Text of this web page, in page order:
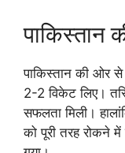
पाकिस्तान
पाकिस्तान की ओर से
2-2 विकेट लिए।
सफलता मिली।
को पूरी तरह रोकने